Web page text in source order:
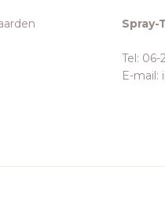
Spray-
Tel: 06-
E-mail: